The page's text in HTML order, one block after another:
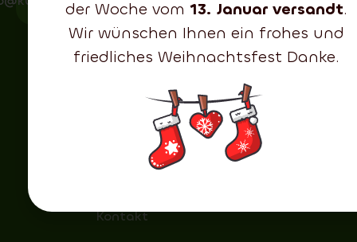
Unterschied
zwischen
Kontakt
Rückgaberecht2D + 3D
Preiswert
der Woche vom 13. Januar versandt.
Wir wünschen Ihnen ein frohes und
friedliches Weihnachtsfest Danke.